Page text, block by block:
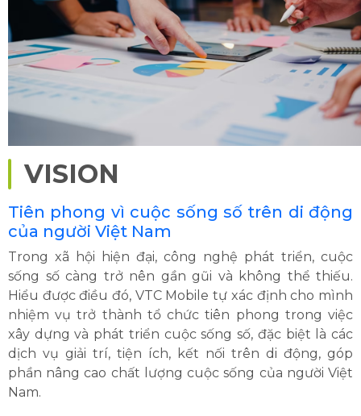
VISION
Tiên phong vì cuộc sống số trên di động
của người Việt Nam
Trong xã hội hiện đại, công nghệ phát triển, cuộc
sống số càng trở nên gần gũi và không thể thiếu.
Hiểu được điều đó, VTC Mobile tự xác định cho mình
nhiệm vụ trở thành tổ chức tiên phong trong việc
xây dựng và phát triển cuộc sống số, đặc biệt là các
dịch vụ giải trí, tiện ích, kết nối trên di động, góp
phần nâng cao chất lượng cuộc sống của người Việt
Nam.